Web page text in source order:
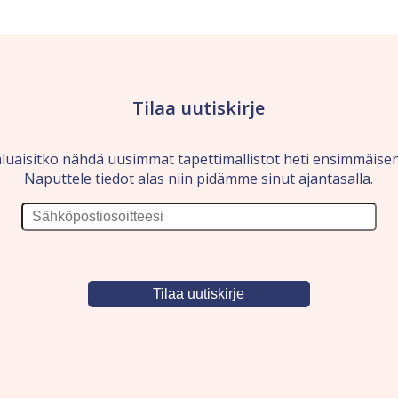
Tilaa uutiskirje
nähdä uusimmat tapettimallistot heti
Naputtele tiedot alas niin pidämme sinut ajantasalla.